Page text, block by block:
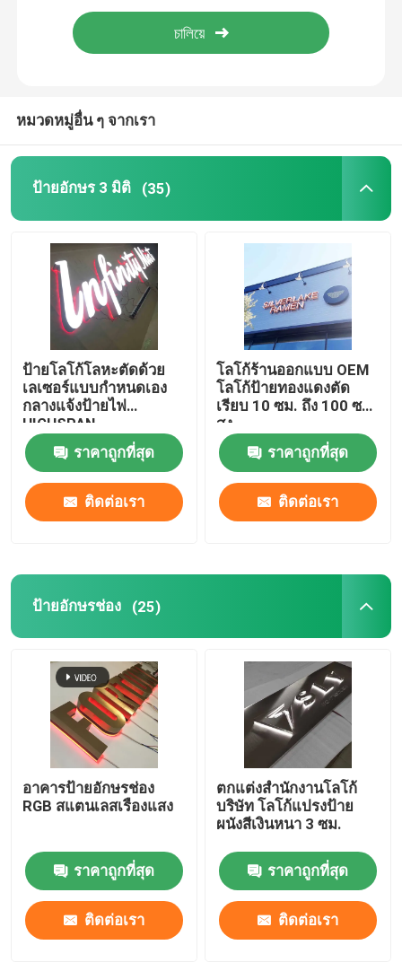
ตัวอักษรอะครีลิคนำ
ป้ายไฟนีออน
ป้ายอักษรโลหะ
ป้ายอักษรอะครีลิค
ป้ายเลขที่บ้าน
ป้ายหน้าร้าน
ป้ายร้านอาหาร
ป้ายอาคาร
ป้ายอักษรปะรำ
หมวดหมู่อื่น ๆ จากเรา
ป้ายอักษร 3 มิติ (35)
ป้ายโลโก้โลหะตัดด้วย
เลเซอร์แบบกำหนดเอง
กลางแจ้งป้ายไฟ
HIGHSPAN
ราคาถูกที่สุด
ติดต่อเรา
โลโก้ร้านออกแบบ OEM
โลโก้ป้ายทองแดงตัด
เรียบ 10 ซม. ถึง 100 ซม.
สูง
ราคาถูกที่สุด
ติดต่อเรา
ป้ายอักษรช่อง (25)
อาคารป้ายอักษรช่อง
RGB สแตนเลสเรืองแสง
ราคาถูกที่สุด
ติดต่อเรา
ตกแต่งสำนักงานโลโก้
บริษัท โลโก้แปรงป้าย
ผนังสีเงินหนา 3 ซม.
ราคาถูกที่สุด
ติดต่อเรา